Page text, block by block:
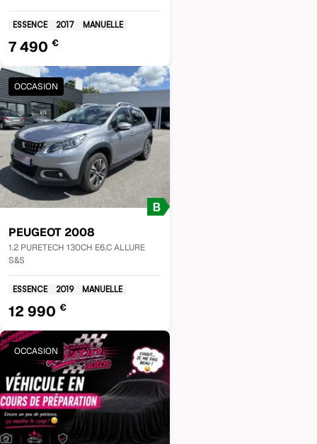
ESSENCE 2017 MANUELLE
7 490 €
OCCASION
PEUGEOT 2008
1.2 PURETECH 130CH E6.C ALLURE
S&S
ESSENCE 2019 MANUELLE
12 990 €
OCCASION